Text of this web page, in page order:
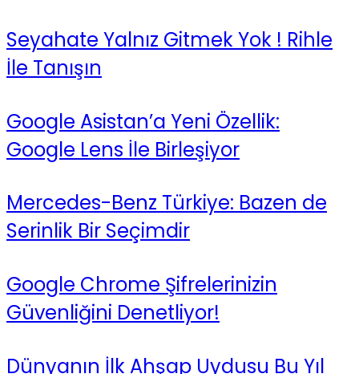
Seyahate Yalnız Gitmek Yok ! Rihle
İle Tanışın
Google Asistan’a Yeni Özellik:
Google Lens İle Birleşiyor
Mercedes-Benz Türkiye: Bazen de
Serinlik Bir Seçimdir
Google Chrome Şifrelerinizin
Güvenliğini Denetliyor!
Dünyanın İlk Ahşap Uydusu Bu Yıl